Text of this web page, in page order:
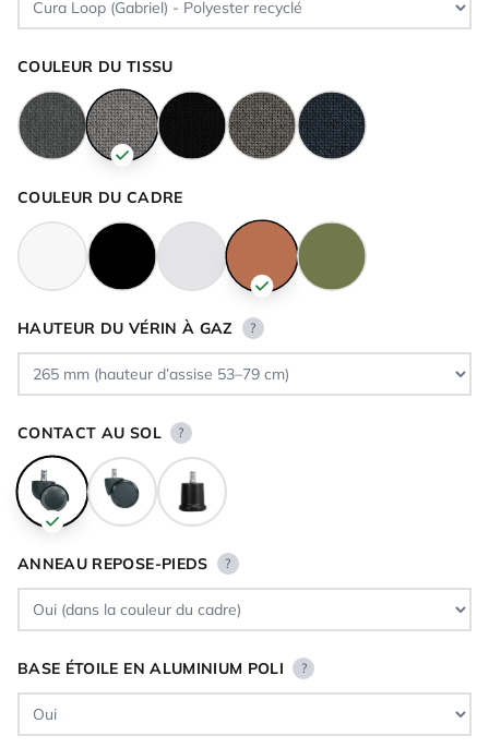
COULEUR DU TISSU
COULEUR DU CADRE
HAUTEUR DU VÉRIN À GAZ ?
CONTACT AU SOL ?
ANNEAU REPOSE-PIEDS ?
BASE ÉTOILE EN ALUMINIUM POLI ?